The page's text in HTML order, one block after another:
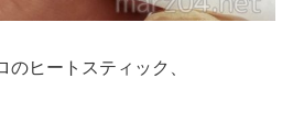
ヒートスティック、